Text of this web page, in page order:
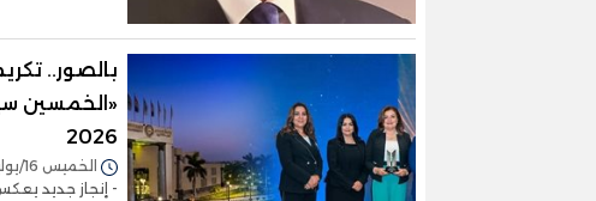
بالصور..
«الخمسين
2026
الخميس 16/يوليو/2026 - 05:27 م
- إنجاز جديد